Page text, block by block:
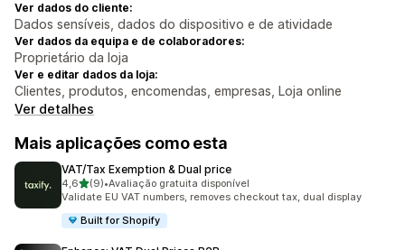
Ver dados do cliente:
Dados sensíveis, dados do dispositivo e de atividade
Ver dados da equipa e de colaboradores:
Proprietário da loja
Ver e editar dados da loja:
Clientes, produtos, encomendas, empresas, Loja online
Ver detalhes
Mais aplicações como esta
VAT/Tax Exemption & Dual price
4,6de 5 estrelas
(9)
9 total de avaliações
•Avaliação gratuita disponível
Validate EU VAT numbers, removes checkout tax, dual display
Built for Shopify